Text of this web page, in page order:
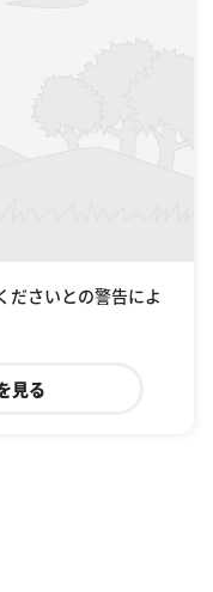
ださいとの警告によ
見る